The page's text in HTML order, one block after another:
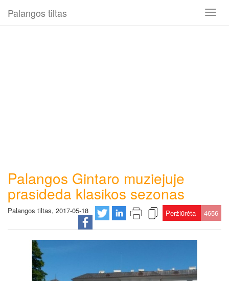
Toggle
Palangos tiltas
Palangos Gintaro muziejuje
prasideda klasikos sezonas
Palangos tiltas, 2017-05-18 Peržiūrėta 4656